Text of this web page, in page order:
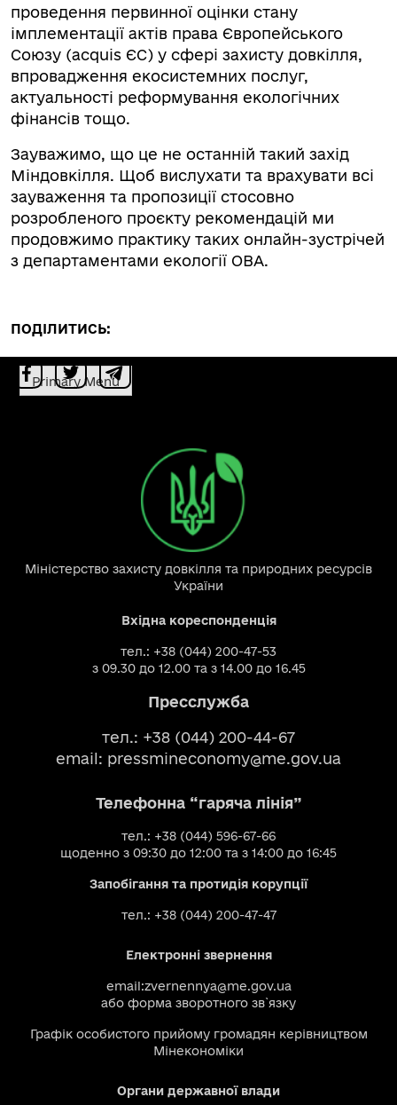
проведення первинної оцінки стану
імплементації актів права Європейського
Союзу (acquis ЄС) у сфері захисту довкілля,
впровадження екосистемних послуг,
актуальності реформування екологічних
фінансів тощо.
Зауважимо, що це не останній такий захід
Міндовкілля. Щоб вислухати та врахувати всі
зауваження та пропозиції стосовно
розробленого проєкту рекомендацій ми
продовжимо практику таких онлайн-зустрічей
з департаментами екології ОВА.
ПОДІЛИТИСЬ:
Primary Menu
Міністерство захисту довкілля та природних ресурсів
України
Вхідна кореспонденція
тел.: +38 (044) 200-47-53
з 09.30 до 12.00 та з 14.00 до 16.45
Пресслужба
тел.: +38 (044) 200-44-67
email: pressmineconomy@me.gov.ua
Телефонна “гаряча лінія”
тел.: +38 (044) 596-67-66
щоденно з 09:30 до 12:00 та з 14:00 до 16:45
Запобігання та протидія корупції
тел.: +38 (044) 200-47-47
Електронні звернення
email:zvernennya@me.gov.ua
або форма зворотного зв`язку
Графік особистого прийому громадян керівництвом
Мінекономіки
Органи державної влади